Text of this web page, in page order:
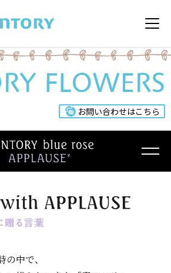
メ
お問い合わせはこちら
中で、